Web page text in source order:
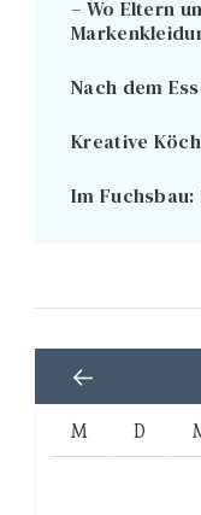
– Wo Eltern
Nach dem
Kreative
Im Fuchsbau:
M D